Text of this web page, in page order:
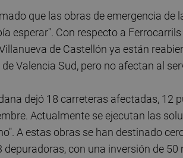
que las obras de emergencia de
esperar". Con respecto a
de Castellón ya están
Valencia Sud, pero no afectan al
dejó 18 carreteras afectadas, 12
Actualmente se ejecutan las
A estas obras se han destinado
depuradoras, con una inversión de